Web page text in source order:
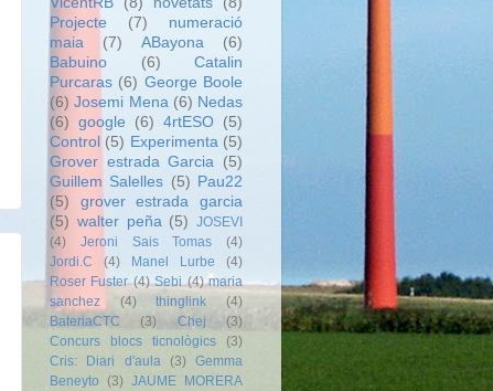
Projecte
(7)
numeració
maia
(7) ABayona
(6)
Babuino
(6)
Catalin
Purcaras (6) George Boole
(6) Josemi Mena (6) Nedas
(6) google (6) 4rtESO (5)
Control (5) Experimenta (5)
Grover estrada Garcia (5)
Guillem Salelles (5) Pau22
(5)
grover estrada garcia
(5) walter peña (5) JOSEVI
(4)
Jeroni Sais Tomas
(4)
Jordi.C
(4) Manel Lurbe
(4)
Roser Fuster (4) Sebi (4) maria
sanchez
(4) thinglink
(4)
BateriaCTC
(3) Chej
(3)
Concurs blocs ticnològics
(3)
Cris: Diari d'aula
(3)
Gemma
Beneyto
(3) JAUME MORERA